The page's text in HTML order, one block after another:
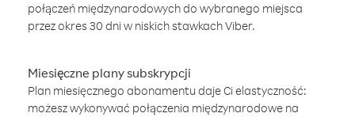
połączeń międzynarodowych do wybranego miejsca
przez okres 30 dni w niskich stawkach Viber.
Miesięczne plany subskrypcji
Plan miesięcznego abonamentu daje Ci elastyczność:
możesz wykonywać połączenia międzynarodowe na